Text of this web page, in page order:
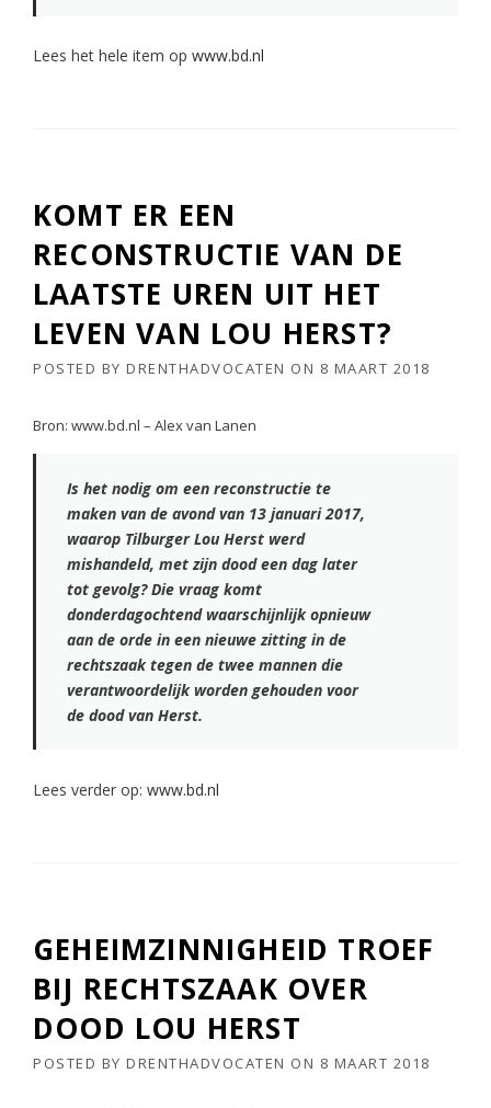
Lees het hele item op www.bd.nl
KOMT ER EEN
RECONSTRUCTIE VAN DE
LAATSTE UREN UIT HET
LEVEN VAN LOU HERST?
POSTED BY DRENTHADVOCATEN ON 8 MAART 2018
Bron: www.bd.nl – Alex van Lanen
Is het nodig om een reconstructie te
maken van de avond van 13 januari 2017,
waarop Tilburger Lou Herst werd
mishandeld, met zijn dood een dag later
tot gevolg? Die vraag komt
donderdagochtend waarschijnlijk opnieuw
aan de orde in een nieuwe zitting in de
rechtszaak tegen de twee mannen die
verantwoordelijk worden gehouden voor
de dood van Herst.
Lees verder op: www.bd.nl
GEHEIMZINNIGHEID TROEF
BIJ RECHTSZAAK OVER
DOOD LOU HERST
POSTED BY DRENTHADVOCATEN ON 8 MAART 2018